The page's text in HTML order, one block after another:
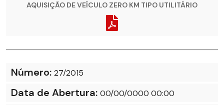
AQUISIÇÃO DE VEÍCULO ZERO KM TIPO UTILITÁRIO
Número: 27/2015
Data de Abertura: 00/00/0000 00:00